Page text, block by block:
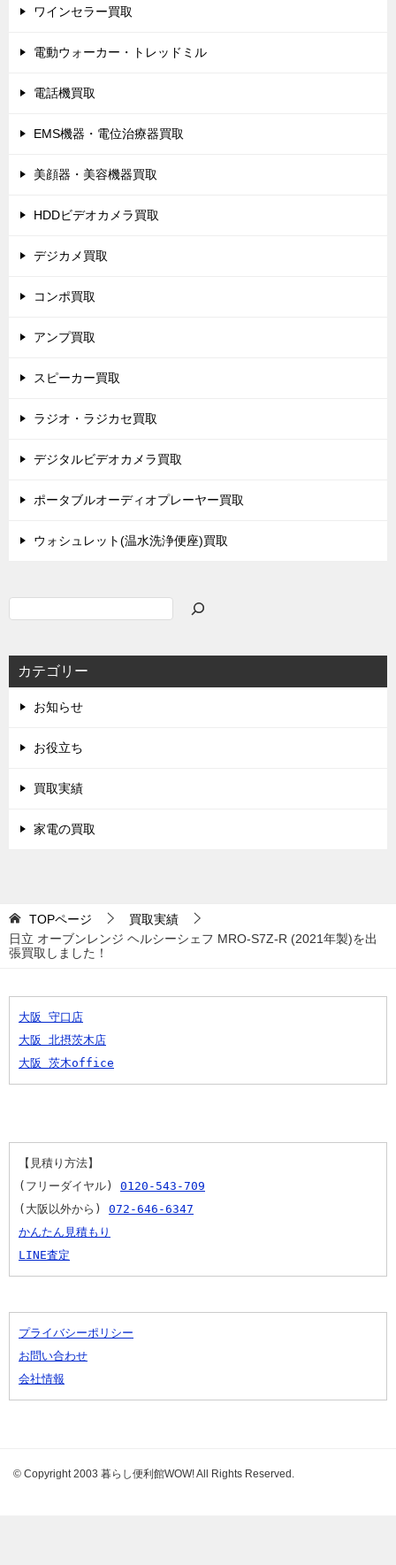
ワインセラー買取
電動ウォーカー・トレッドミル
電話機買取
EMS機器・電位治療器買取
美顔器・美容機器買取
HDDビデオカメラ買取
デジカメ買取
コンポ買取
アンプ買取
スピーカー買取
ラジオ・ラジカセ買取
デジタルビデオカメラ買取
ポータブルオーディオプレーヤー買取
ウォシュレット(温水洗浄便座)買取
カテゴリー
お知らせ
お役立ち
買取実績
家電の買取
TOPページ
買取実績
日立 オーブンレンジ ヘルシーシェフ MRO-S7Z-R (2021年製)を出
張買取しました！
大阪 守口店
大阪 北摂茨木店
大阪 茨木office
【見積り方法】
(フリーダイヤル) 0120-543-709
(大阪以外から) 072-646-6347
かんたん見積もり
LINE査定
プライバシーポリシー
お問い合わせ
会社情報
© Copyright 2003 暮らし便利館WOW! All Rights Reserved.